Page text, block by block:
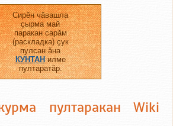
Сирӗн чӑвашла
ҫырма май
паракан сарӑм
(раскладка) ҫук
пулсан ӑна
КУНТАНилме
пултаратӑр.
пултаракан Wiki